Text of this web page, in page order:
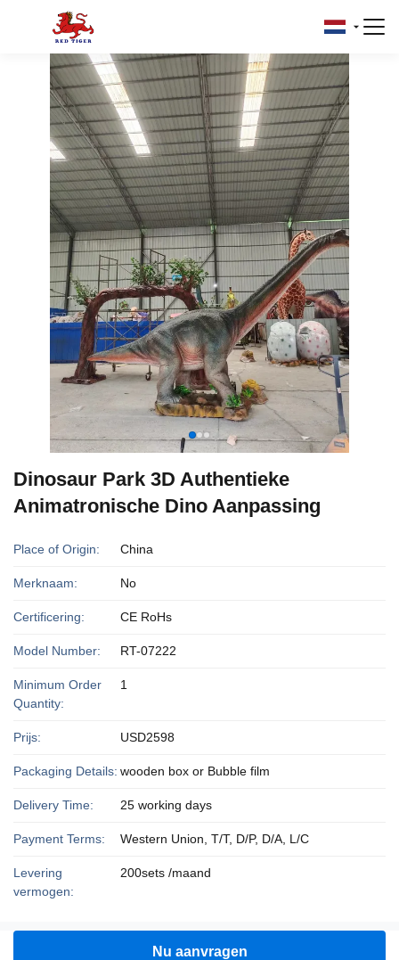
Dinosaur Park 3D Authentieke
Animatronische Dino Aanpassing
Place of Origin: China
Merknaam: No
Certificering: CE RoHs
Model Number: RT-07222
Minimum Order
Quantity:
1
Prijs: USD2598
Packaging Details: wooden box or Bubble film
Delivery Time: 25 working days
Payment Terms: Western Union, T/T, D/P, D/A, L/C
Levering
vermogen:
200sets /maand
Nu aanvragen